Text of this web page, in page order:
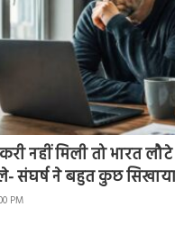
नहीं मिली तो भारत
संघर्ष ने बहुत कुछ
PM